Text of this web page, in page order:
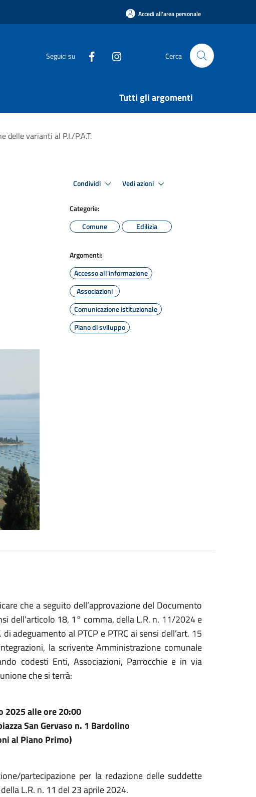
Accedi all'area personale
Seguici su Cerca
Tutti gli argomenti
varianti al P.I./P.A.T.
Condividi Vedi azioni
Categorie:
Comune
Edilizia
Argomenti:
Accesso all'informazione
Associazioni
Comunicazione istituzionale
Piano di sviluppo
che a seguito dell’approvazione del Documento
dell’articolo 18, 1° comma, della L.R. n. 11/2024 e
adeguamento al PTCP e PTRC ai sensi dell’art. 15
la scrivente Amministrazione comunale
codesti Enti, Associazioni, Parrocchie e in via
che si terrà:
2025 alle ore 20:00
San Gervaso n. 1 Bardolino
al Piano Primo)
partecipazione per la redazione delle suddette
L.R. n. 11 del 23 aprile 2024.